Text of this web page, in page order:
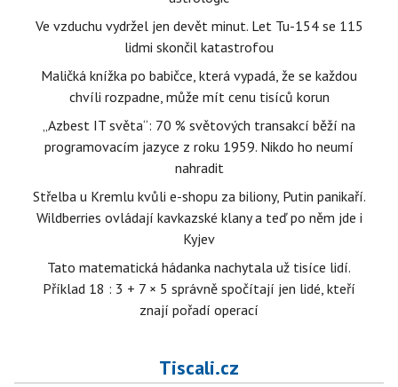
Ve vzduchu vydržel jen devět minut. Let Tu-154 se 115
lidmi skončil katastrofou
Maličká knížka po babičce, která vypadá, že se každou
chvíli rozpadne, může mít cenu tisíců korun
„Azbest IT světa“: 70 % světových transakcí běží na
programovacím jazyce z roku 1959. Nikdo ho neumí
nahradit
Střelba u Kremlu kvůli e-shopu za biliony, Putin panikaří.
Wildberries ovládají kavkazské klany a teď po něm jde i
Kyjev
Tato matematická hádanka nachytala už tisíce lidí.
Příklad 18 : 3 + 7 × 5 správně spočítají jen lidé, kteří
znají pořadí operací
Tiscali.cz